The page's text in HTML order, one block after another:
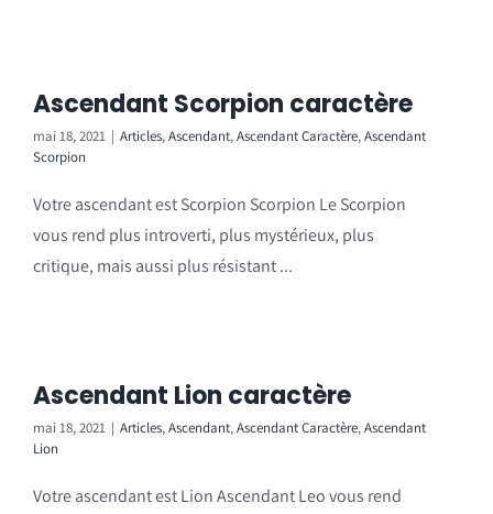
Ascendant Scorpion caractère
mai 18, 2021 | Articles,Ascendant,Ascendant Caractère,Ascendant
Scorpion
Votre ascendant est Scorpion Scorpion Le Scorpion
vous rend plus introverti, plus mystérieux, plus
critique, mais aussi plus résistant ...
Ascendant Lion caractère
mai 18, 2021 | Articles,Ascendant,Ascendant Caractère,Ascendant
Lion
Votre ascendant est Lion Ascendant Leo vous rend